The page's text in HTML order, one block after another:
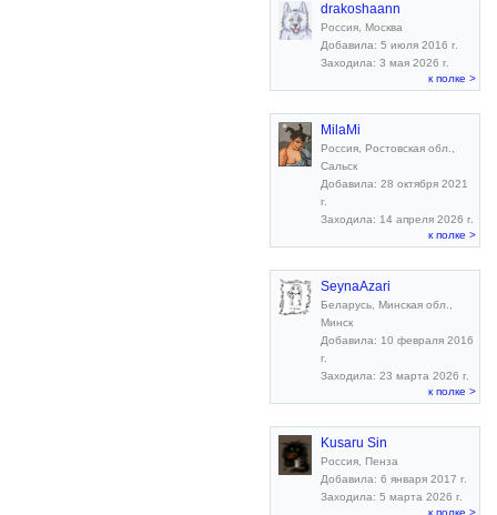
drakoshaann
Россия, Москва
Добавила: 5 июля 2016 г.
Заходила: 3 мая 2026 г.
к полке >
MilaMi
Россия, Ростовская обл.,
Сальск
Добавила: 28 октября 2021
г.
Заходила: 14 апреля 2026 г.
к полке >
SeynaAzari
Беларусь, Минская обл.,
Минск
Добавила: 10 февраля 2016
г.
Заходила: 23 марта 2026 г.
к полке >
Kusaru Sin
Россия, Пенза
Добавила: 6 января 2017 г.
Заходила: 5 марта 2026 г.
к полке >